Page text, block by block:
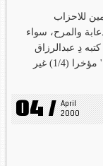
للاحزاب
والمرح، سواء
دِ عبدالرزاق
الشايجي، المدرس في كلية الشريعة في 'الوطن' مؤخرا (1/4) غير
04 / April
2000